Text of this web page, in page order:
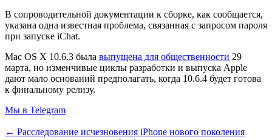
В сопроводительной документации к сборке, как сообщается,
указана одна известная проблема, связанная с запросом пароля
при запуске iChat.
Mac OS X 10.6.3 была выпущена для общественности 29
марта, но изменчивые циклы разработки и выпуска Apple
дают мало оснований предполагать, когда 10.6.4 будет готова
к финальному релизу.
Мы в Telegram
← Расследование исчезновения iPhone нового поколения